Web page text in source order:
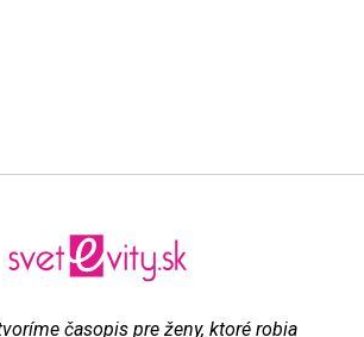
časopis pre ženy, ktoré robia